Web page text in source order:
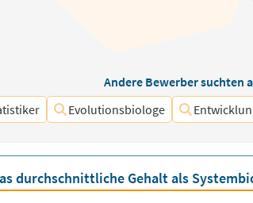
Andere Bewerber suchten
Evolutionsbiologe
durchschnittliche Gehalt als